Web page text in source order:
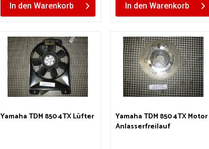
In den Warenkorb In den Warenkorb
Yamaha TDM 850 4TX Lüfter
Yamaha TDM 850 4TX Motor
Anlasserfreilauf